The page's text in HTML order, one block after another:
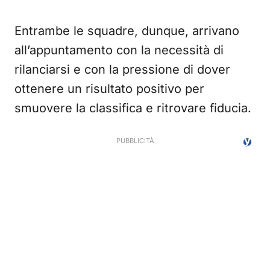
Entrambe le squadre, dunque, arrivano
all’appuntamento con la necessità di
rilanciarsi e con la pressione di dover
ottenere un risultato positivo per
smuovere la classifica e ritrovare fiducia.